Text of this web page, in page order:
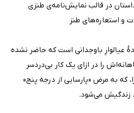
در قالب نمایش‌نامه‌ی طنزی
و استعاره‌های طنز
عیالوارِ باوجدانی است که حاضر نشده
را در ازای یک کار بی‌دردسر
که به مرض «پارسایی از درجه پنج»
زندگیش می‌شود.